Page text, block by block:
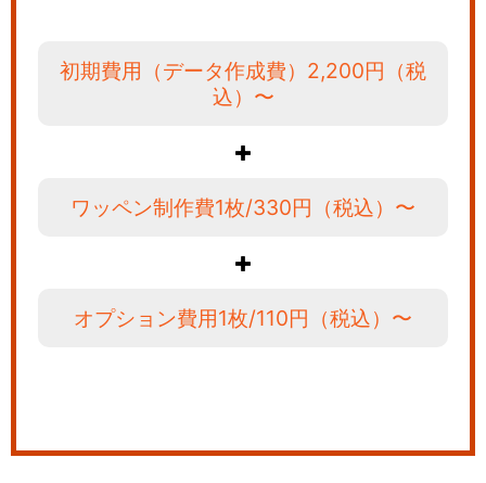
初期費用 （データ作成費） 2,200円（税
込）〜
ワッペン制作費1枚/330円 （税込）〜
オプション費用1枚/110円 （税込）〜